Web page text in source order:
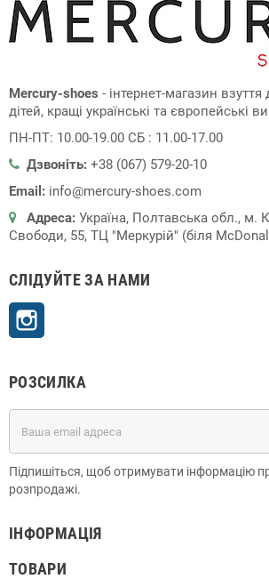
Mercury-shoes - інтернет-магазин
дітей, кращі українські та європейські
ПН-ПТ: 10.00-19.00 СБ : 11.00-17.00
Дзвоніть: +38 (067) 579-20-10
Email: info@mercury-shoes.com
Адреса: Україна, Полтавська обл., м.
Свободи, 55, ТЦ "Меркурій" (біля
СЛІДУЙТЕ ЗА НАМИ
РОЗСИЛКА
Підпишіться, щоб отримувати інформацію
розпродажі.
ІНФОРМАЦІЯ
ТОВАРИ